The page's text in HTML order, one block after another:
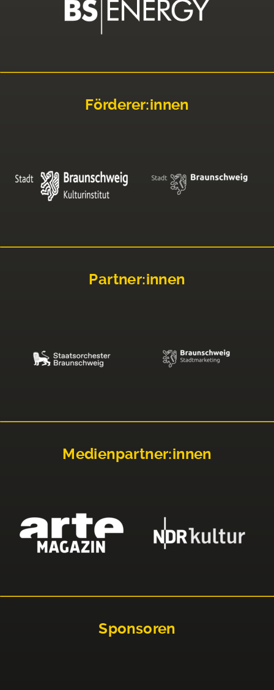
Förderer:innen
Partner:innen
Medienpartner:innen
Sponsoren